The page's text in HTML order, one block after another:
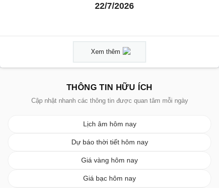
22/7/2026
Xem thêm
THÔNG TIN HỮU ÍCH
Cập nhật nhanh các thông tin được quan tâm mỗi ngày
Lịch âm hôm nay
Dự báo thời tiết hôm nay
Giá vàng hôm nay
Giá bạc hôm nay